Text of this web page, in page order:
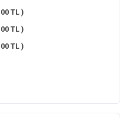
TL )
TL )
TL )